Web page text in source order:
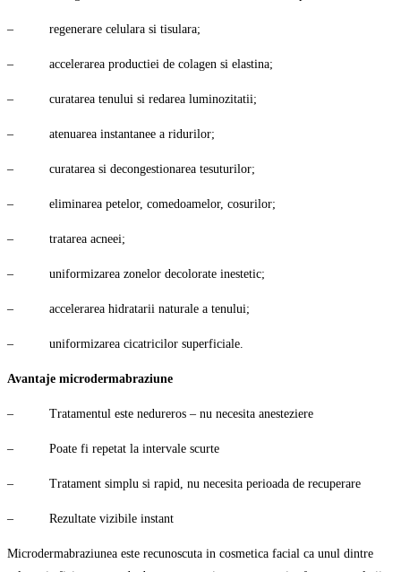
– regenerare celulara si tisulara;
– accelerarea productiei de colagen si elastina;
– curatarea tenului si redarea luminozitatii;
– atenuarea instantanee a ridurilor;
– curatarea si decongestionarea tesuturilor;
– eliminarea petelor, comedoamelor, cosurilor;
– tratarea acneei;
– uniformizarea zonelor decolorate inestetic;
– accelerarea hidratarii naturale a tenului;
– uniformizarea cicatricilor superficiale.
Avantaje microdermabraziune
– Tratamentul este nedureros – nu necesita anesteziere
– Poate fi repetat la intervale scurte
– Tratament simplu si rapid, nu necesita perioada de recuperare
– Rezultate vizibile instant
Microdermabraziunea este recunoscuta in cosmetica facial ca unul dintre